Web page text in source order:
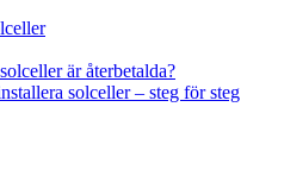
är återbetalda?
solceller – steg för steg